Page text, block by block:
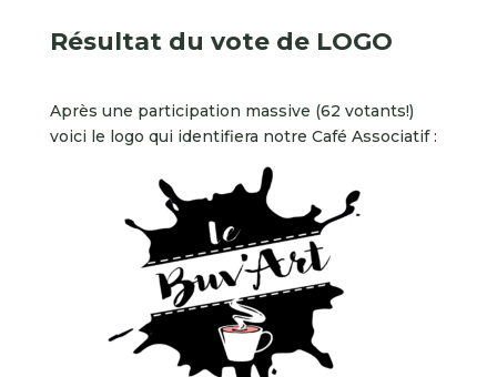
Résultat du vote de LOGO
Après une participation massive (62 votants!)
voici le logo qui identifiera notre Café Associatif :